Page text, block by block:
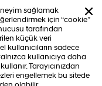
sağlamak
için “cookie”
tarafından
küçük veri
kullanıcıların sadece
kullanıcıya daha
Tarayıcınızdan
engellemek bu sitede